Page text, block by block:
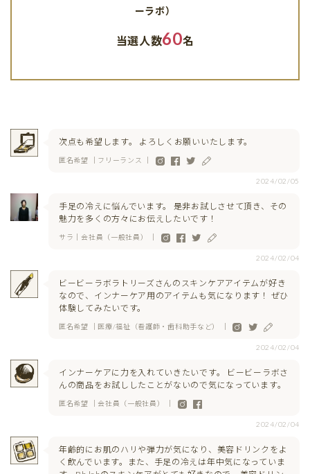
ーラボ）
当選人数60名
次点も希望します。 よろしくお願いいたします。
匿名希望 ｜フリーランス ｜
2024/02/05
手足の冷えに悩んでいます。 是非お試しさせて頂き、その
魅力を多くの方々にお伝えしたいです！
サラ｜会社員（一般社員） ｜
2024/02/04
ビービーラボラトリーズさんのスキンケアアイテムが好き
なので、インナーケア用のアイテムも気になります！ ぜひ
体験してみたいです。
匿名希望 ｜医療/福祉（看護師・歯科助手など） ｜
2024/02/04
インナーケアに力を入れていきたいです。 ビービーラボさ
んの商品をお試ししたことがないので気になっています。
匿名希望 ｜会社員（一般社員） ｜
2024/02/04
年齢的にお肌のハリや弾力が気になり、美容ドリンクをよ
く飲んでいます。また、手足の冷えは年中気になっていま